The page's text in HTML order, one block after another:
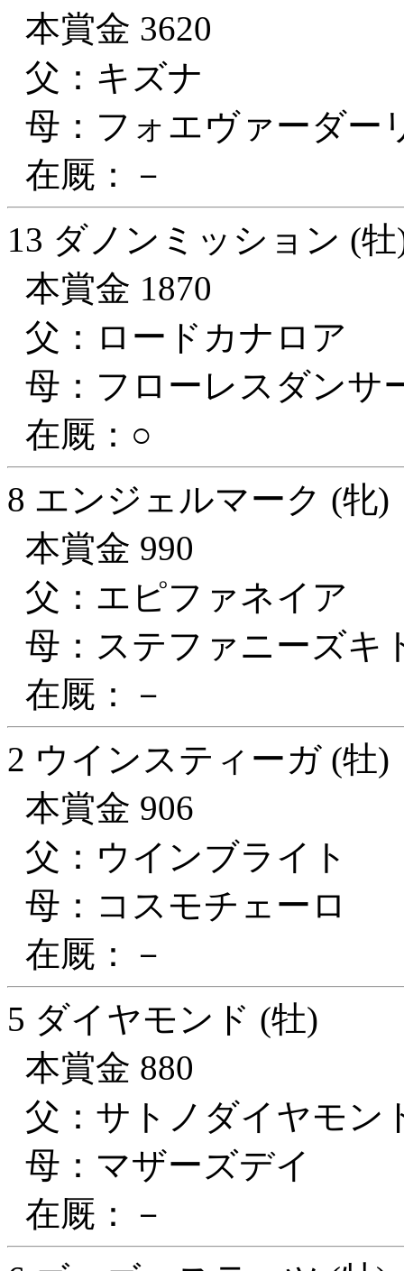
本賞金 3620
父：キズナ
母：フォエヴァーダー
在厩：－
13 ダノンミッション (牡
本賞金 1870
父：ロードカナロア
母：フローレスダンサ
在厩：○
8 エンジェルマーク (牝)
本賞金 990
父：エピファネイア
母：ステファニーズキ
在厩：－
2 ウインスティーガ (牡)
本賞金 906
父：ウインブライト
母：コスモチェーロ
在厩：－
5 ダイヤモンド (牡)
本賞金 880
父：サトノダイヤモン
母：マザーズデイ
在厩：－